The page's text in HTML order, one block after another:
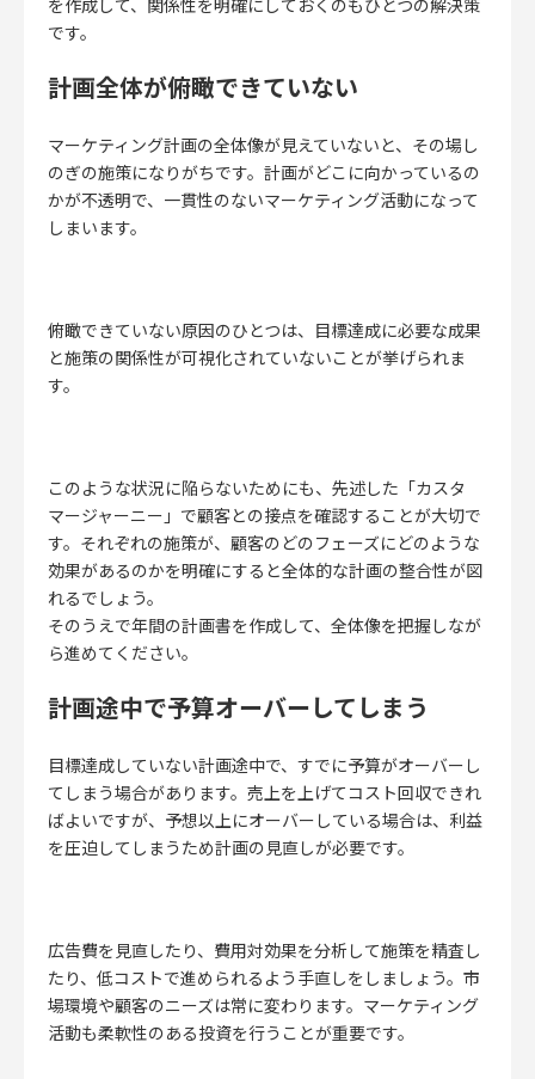
です。
計画全体が俯瞰できていない
マーケティング計画の全体像が見えていないと、その場し
のぎの施策になりがちです。 計画がどこに向かっているの
かが不透明で、一貫性のないマーケティング活動になって
しまいます。
俯瞰できていない原因のひとつは、目標達成に必要な成果
と施策の関係性が可視化されていないことが挙げられま
す。
このような状況に陥らないためにも、先述した「カスタ
マージャーニー」で顧客との接点を確認することが大切で
す。それぞれの施策が、顧客のどのフェーズにどのような
効果があるのかを明確にすると全体的な計画の整合性が図
れるでしょう。
そのうえで年間の計画書を作成して、全体像を把握しなが
ら進めてください。
計画途中で予算オーバーしてしまう
目標達成していない計画途中で、すでに予算がオーバーし
てしまう場合があります。 売上を上げてコスト回収できれ
ばよいですが、予想以上にオーバーしている場合は、利益
を圧迫してしまうため計画の見直しが必要です。
広告費を見直したり、費用対効果を分析して施策を精査し
たり、低コストで進められるよう手直しをしましょう。市
場環境や顧客のニーズは常に変わります。マーケティング
活動も柔軟性のある投資を行うことが重要です。